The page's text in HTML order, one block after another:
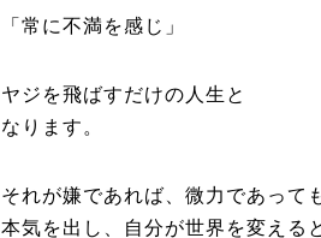
「常に不満を感じ」
ヤジを飛ばすだけの人生と
なります。
それが嫌であれば、微力であって
本気を出し、自分が世界を変える